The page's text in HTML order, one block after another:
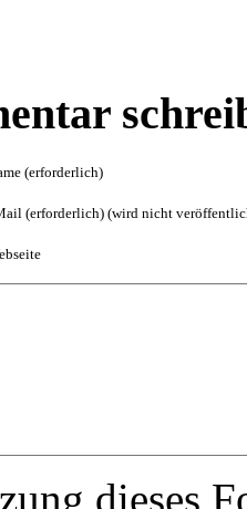
(erforderlich)
(erforderlich) (wird nicht
dieses